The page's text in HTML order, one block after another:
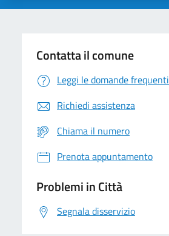
Contatta il comune
Leggi le domande frequenti
Richiedi assistenza
Chiama il numero
Prenota appuntamento
Problemi in Città
Segnala disservizio